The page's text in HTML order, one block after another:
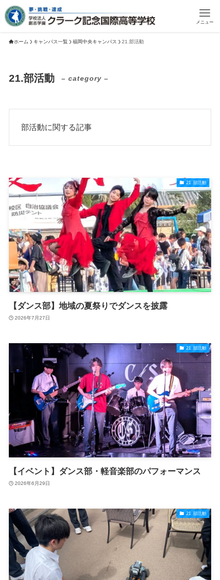
メニュー
ホーム キャンパス一覧 福岡中央キャンパス 21.部活動
21.部活動 – category –
部活動に関する記事
21.部活動
【ダンス部】地域の夏祭りでダンスを披露
2026年7月27日
21.部活動
【イベント】ダンス部・軽音楽部のパフォーマンス
2026年6月29日
21.部活動